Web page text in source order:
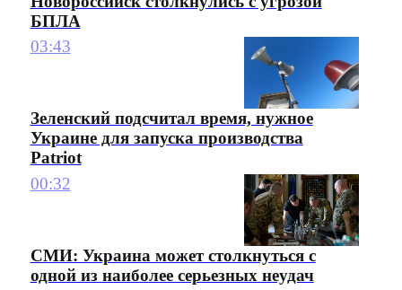
БПЛА
03:43
Зеленский подсчитал время, нужное
Украине для запуска производства
Patriot
00:32
СМИ: Украина может столкнуться с
одной из наиболее серьезных неудач